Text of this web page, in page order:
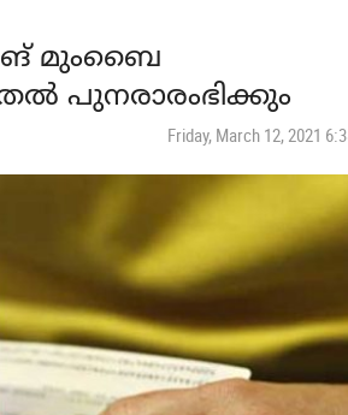
മുംബൈ
പുനരാരംഭിക്കും
Friday, March 12, 2021